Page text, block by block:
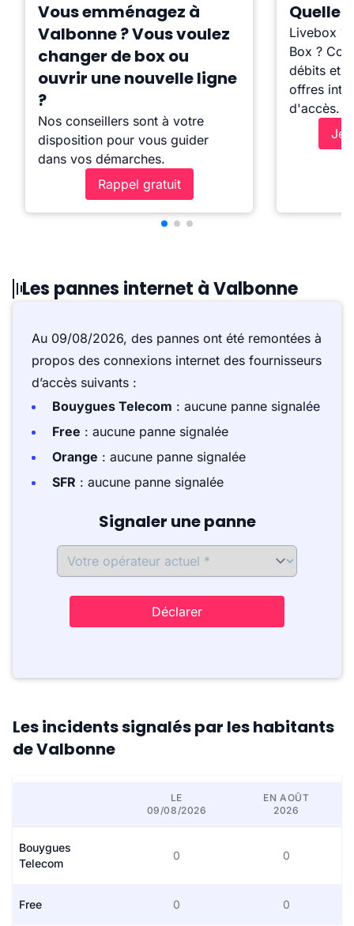
Vous emménagez à
Valbonne ? Vous voulez
changer de box ou
ouvrir une nouvelle ligne
?
Nos conseillers sont à votre
disposition pour vous guider
dans vos démarches.
Rappel gratuit
Quelle
Livebox ?
Box ?
débits et
offres
d'accès.
Je
Les pannes internet à Valbonne
Au 09/08/2026, des pannes ont été remontées à
propos des connexions internet des fournisseurs
d’accès suivants :
Bouygues Telecom : aucune panne signalée
Free : aucune panne signalée
Orange : aucune panne signalée
SFR : aucune panne signalée
Signaler une panne
Déclarer
Les incidents signalés par les habitants
de Valbonne
LE
09/08/2026
EN AOÛT
2026
Bouygues
Telecom
0 0
Free 0 0